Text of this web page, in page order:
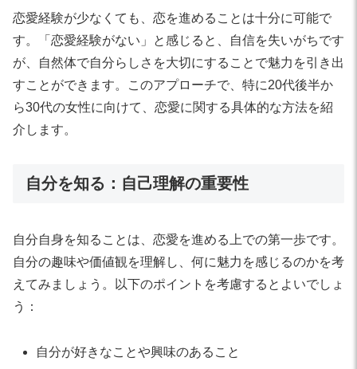
恋愛経験が少なくても、恋を進めることは十分に可能で
す。「恋愛経験がない」と感じると、自信を失いがちです
が、自然体で自分らしさを大切にすることで魅力を引き出
すことができます。このアプローチで、特に20代後半か
ら30代の女性に向けて、恋愛に関する具体的な方法を紹
介します。
自分を知る：自己理解の重要性
自分自身を知ることは、恋愛を進める上での第一歩です。
自分の趣味や価値観を理解し、何に魅力を感じるのかを考
えてみましょう。以下のポイントを考慮するとよいでしょ
う：
自分が好きなことや興味のあること